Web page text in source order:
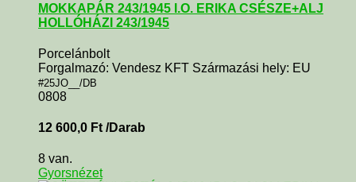
MOKKAPÁR 243/1945 I.O. ERIKA CSÉSZE+ALJ
HOLLÓHÁZI 243/1945
Porcelánbolt
Forgalmazó: Vendesz KFT Származási hely: EU
#25JO__/DB
0808
12 600,0 Ft /Darab
8 van.
Gyorsnézet